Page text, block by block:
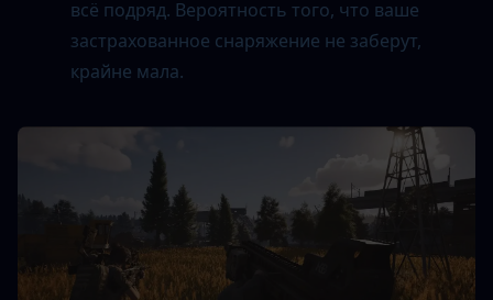
всё подряд. Вероятность того, что ваше
застрахованное снаряжение не заберут,
крайне мала.